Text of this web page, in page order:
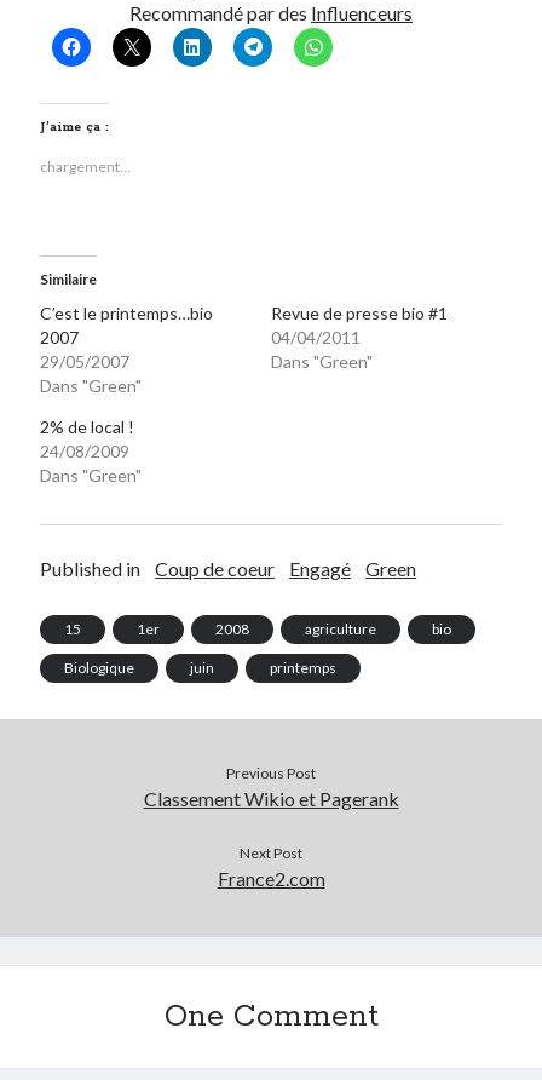
Recommandé par des Influenceurs
J’aime ça :
chargement…
Similaire
C’est le printemps…bio
2007
29/05/2007
Dans "Green"
Revue de presse bio #1
04/04/2011
Dans "Green"
2% de local !
24/08/2009
Dans "Green"
Published in Coup de coeur Engagé Green
15 1er 2008 agriculture bio
Biologique juin printemps
Previous Post
Classement Wikio et Pagerank
Next Post
France2.com
One Comment